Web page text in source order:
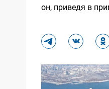
он, приведя в